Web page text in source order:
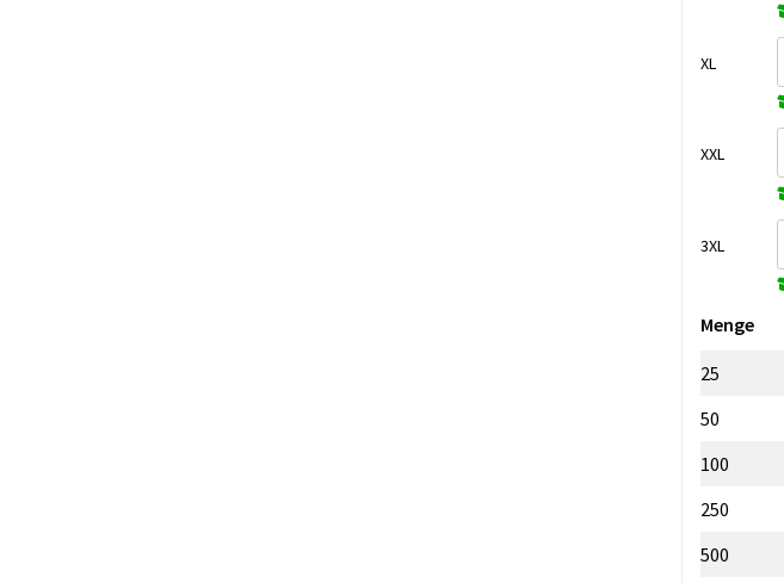
XL
XXL
3XL
Menge
25
50
100
250
500